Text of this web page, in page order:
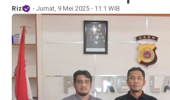
Rizky - Jumat, 9 Mei 2025 - 11:1 WIB